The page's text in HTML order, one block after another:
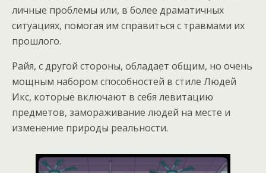
личные проблемы или, в более драматичных
ситуациях, помогая им справиться с травмами их
прошлого.
Райя, с другой стороны, обладает общим, но очень
мощным набором способностей в стиле Людей
Икс, которые включают в себя левитацию
предметов, замораживание людей на месте и
изменение природы реальности.